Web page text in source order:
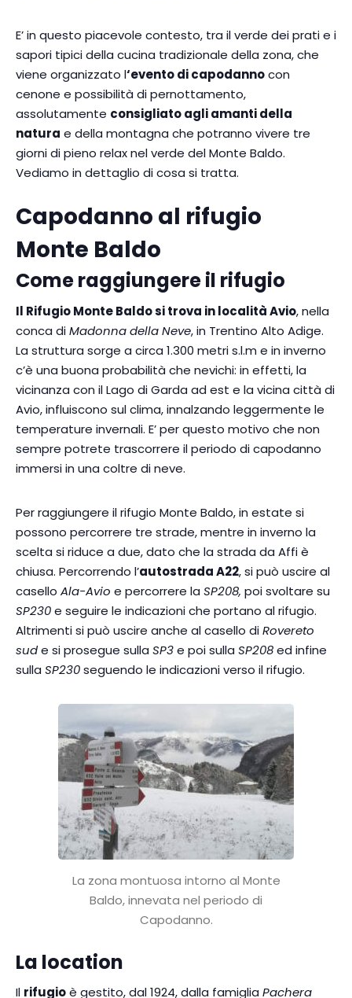
E’ in questo piacevole contesto, tra il verde dei prati e i
sapori tipici della cucina tradizionale della zona, che
viene organizzato l‘evento di capodannocon
cenone e possibilità di pernottamento,
assolutamente consigliato agli amanti della
natura e della montagna che potranno vivere tre
giorni di pieno relax nel verde del Monte Baldo.
Vediamo in dettaglio di cosa si tratta.
Capodanno al rifugio
Monte Baldo
Come raggiungere il rifugio
Il Rifugio Monte Baldo si trova in località Avio, nella
conca diMadonna della Neve, in Trentino Alto Adige.
La struttura sorge a circa 1.300 metri s.l.m e in inverno
c’è una buona probabilità che nevichi: in effetti, la
vicinanza con il Lago di Garda ad est e la vicina città di
Avio, influiscono sul clima, innalzando leggermente le
temperature invernali. E’ per questo motivo che non
sempre potrete trascorrere il periodo di capodanno
immersi in una coltre di neve.
Per raggiungere il rifugio Monte Baldo, in estate si
possono percorrere tre strade, mentre in inverno la
scelta si riduce a due, dato che la strada da Affi è
chiusa. Percorrendo l’autostrada A22, si può uscire al
casello Ala-Avio e percorrere la SP208, poi svoltare su
SP230e seguire le indicazioni che portano al rifugio.
Altrimenti si può uscire anche al casello diRovereto
sude si prosegue sulla SP3e poi sulla SP208ed infine
sulla SP230seguendo le indicazioni verso il rifugio.
La zona montuosa intorno al Monte
Baldo, innevata nel periodo di
Capodanno.
La location
Il rifugioè gestito, dal 1924, dalla famiglia Pachera